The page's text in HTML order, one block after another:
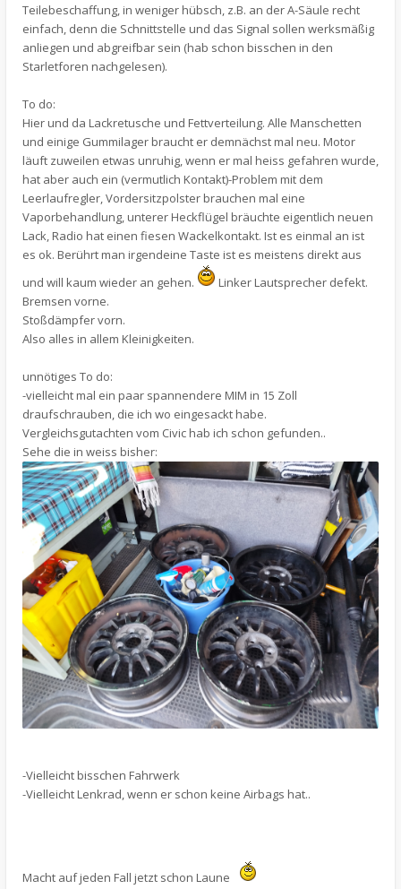
Teilebeschaffung, in weniger hübsch, z.B. an der A-Säule recht
einfach, denn die Schnittstelle und das Signal sollen werksmäßig
anliegen und abgreifbar sein (hab schon bisschen in den
Starletforen nachgelesen).
To do:
Hier und da Lackretusche und Fettverteilung. Alle Manschetten
und einige Gummilager braucht er demnächst mal neu. Motor
läuft zuweilen etwas unruhig, wenn er mal heiss gefahren wurde,
hat aber auch ein (vermutlich Kontakt)-Problem mit dem
Leerlaufregler, Vordersitzpolster brauchen mal eine
Vaporbehandlung, unterer Heckflügel bräuchte eigentlich neuen
Lack, Radio hat einen fiesen Wackelkontakt. Ist es einmal an ist
es ok. Berührt man irgendeine Taste ist es meistens direkt aus
und will kaum wieder an gehen.
Linker Lautsprecher defekt.
Bremsen vorne.
Stoßdämpfer vorn.
Also alles in allem Kleinigkeiten.
unnötiges To do:
-vielleicht mal ein paar spannendere MIM in 15 Zoll
draufschrauben, die ich wo eingesackt habe.
Vergleichsgutachten vom Civic hab ich schon gefunden..
Sehe die in weiss bisher:
-Vielleicht bisschen Fahrwerk
-Vielleicht Lenkrad, wenn er schon keine Airbags hat..
Macht auf jeden Fall jetzt schon Laune